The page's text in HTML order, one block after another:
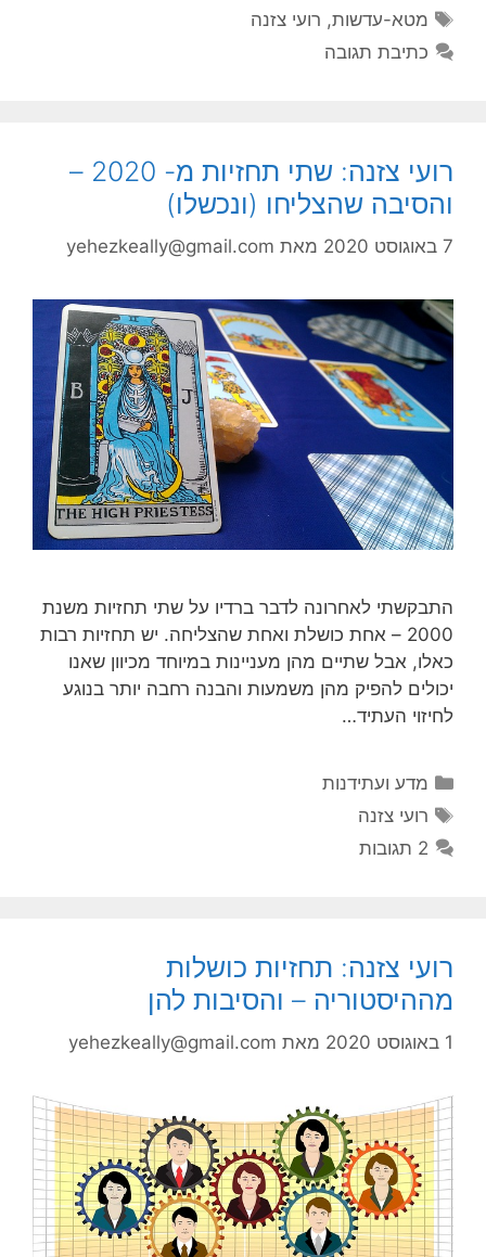
תגיות
מטא-עדשות, רועי צזנה
כתיבת תגובה
רועי צזנה: שתי תחזיות מ- 2020 –
והסיבה שהצליחו (ונכשלו)
7 באוגוסט 2020 מאת yehezkeally@gmail.com
התבקשתי לאחרונה לדבר ברדיו על שתי תחזיות משנת
2000 – אחת כושלת ואחת שהצליחה. יש תחזיות רבות
כאלו, אבל שתיים מהן מעניינות במיוחד מכיוון שאנו
יכולים להפיק מהן משמעות והבנה רחבה יותר בנוגע
לחיזוי העתיד…
קטגוריות
מדע ועתידנות
תגיות
רועי צזנה
2 תגובות
רועי צזנה: תחזיות כושלות
מההיסטוריה – והסיבות להן
1 באוגוסט 2020 מאת yehezkeally@gmail.com